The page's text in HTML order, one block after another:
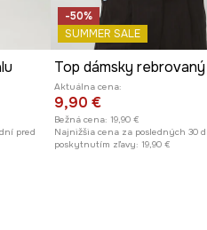
pred
-50%
SUMMER SALE
Top dámsky rebrovaný
Aktuálna cena:
9,90 €
Bežná cena: 19,90 €
Najnižšia cena za posledných 30
poskytnutím zľavy: 19,90 €